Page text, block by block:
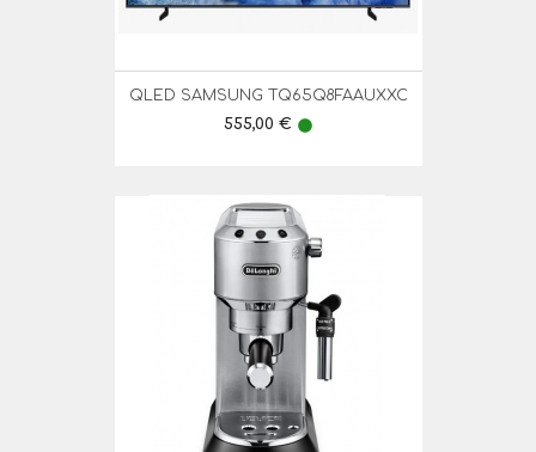
QLED SAMSUNG TQ65Q8FAAUXXC
Preço
555,00 € lens